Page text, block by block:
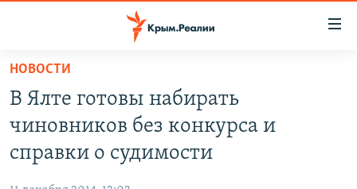
Вернуться
основному
содержанию
главной
НОВОСТИ
В Ялте готовы набирать
чиновников без конкурса и
справки о судимости